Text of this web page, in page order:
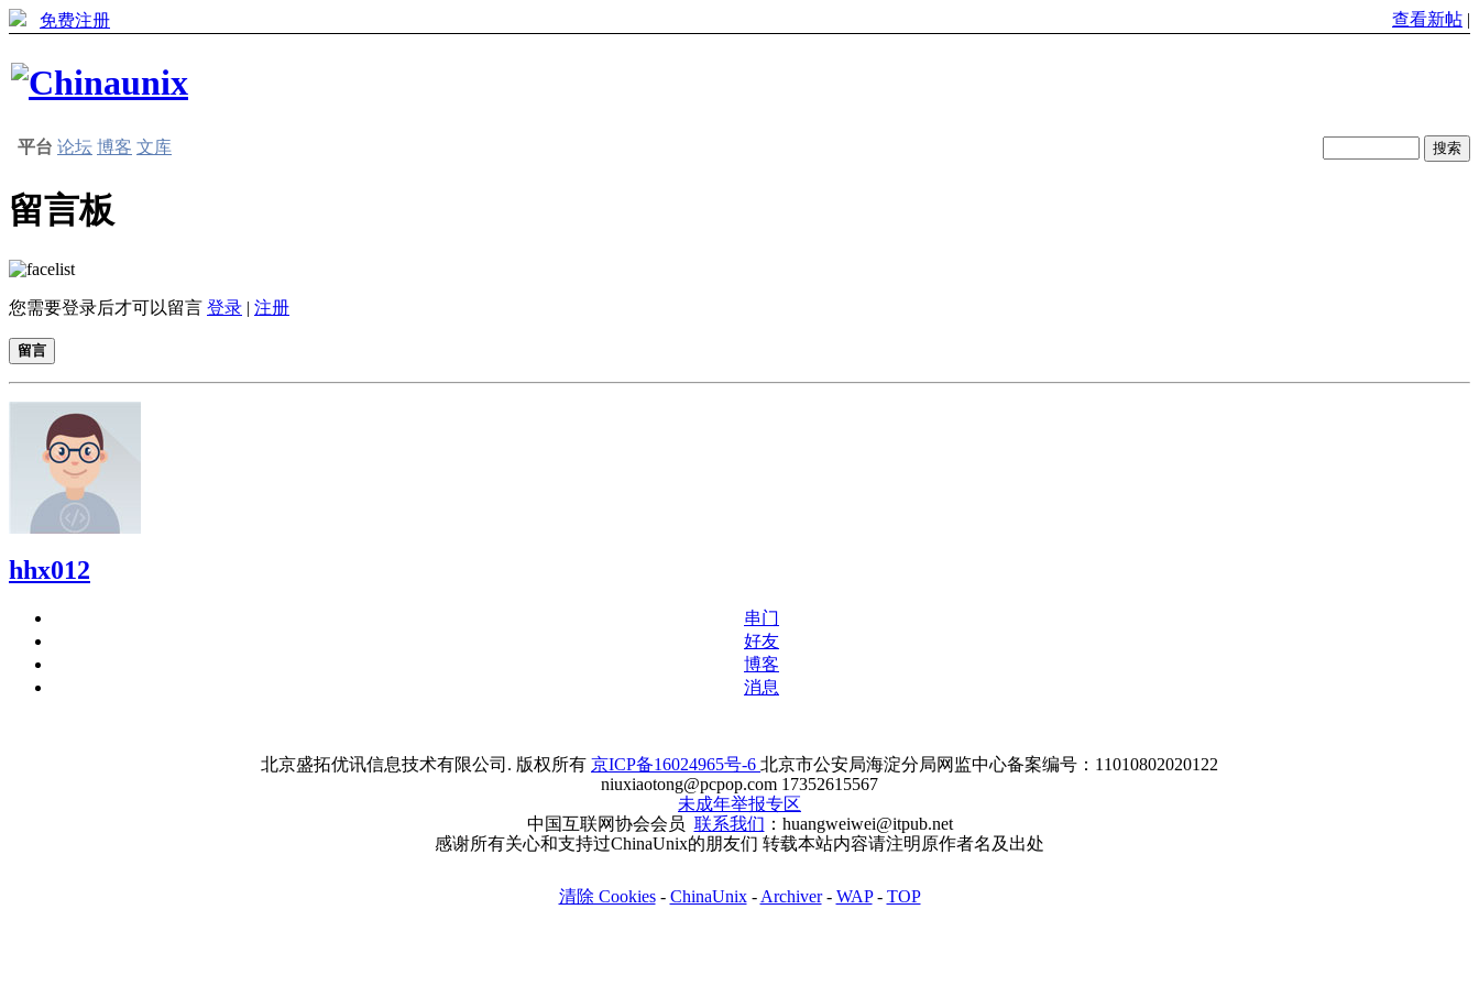
免费注册 查看新帖 |
平台 论坛 博客 文库
留言板
您需要登录后才可以留言 登录 | 注册
留言
hhx012
串门
好友
博客
消息
北京盛拓优讯信息技术有限公司. 版权所有 京ICP备16024965号-6 北京市公安局海淀分局网监中心备案编号：11010802020122
niuxiaotong@pcpop.com 17352615567
未成年举报专区
中国互联网协会会员 联系我们 ：huangweiwei@itpub.net
感谢所有关心和支持过ChinaUnix的朋友们 转载本站内容请注明原作者名及出处
清除 Cookies- ChinaUnix- Archiver- WAP- TOP